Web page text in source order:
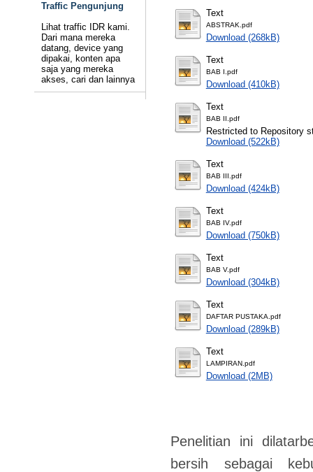
Traffic Pengunjung
Lihat traffic IDR kami.
Dari mana mereka
datang, device yang
dipakai, konten apa
saja yang mereka
akses, cari dan lainnya
Text
ABSTRAK.pdf
Download (268kB)
Text
BAB I.pdf
Download (410kB)
Text
BAB II.pdf
Restricted to Repository
Download (522kB)
Text
BAB III.pdf
Download (424kB)
Text
BAB IV.pdf
Download (750kB)
Text
BAB V.pdf
Download (304kB)
Text
DAFTAR PUSTAKA.pdf
Download (289kB)
Text
LAMPIRAN.pdf
Download (2MB)
Penelitian ini
bersih sebagai